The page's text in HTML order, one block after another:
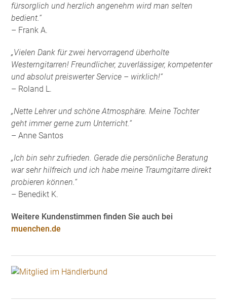
fürsorglich und herzlich angenehm wird man selten
bedient.“
– Frank A.
„Vielen Dank für zwei hervorragend überholte
Westerngitarren! Freundlicher, zuverlässiger, kompetenter
und absolut preiswerter Service – wirklich!“
– Roland L.
„Nette Lehrer und schöne Atmosphäre. Meine Tochter
geht immer gerne zum Unterricht.“
– Anne Santos
„Ich bin sehr zufrieden. Gerade die persönliche Beratung
war sehr hilfreich und ich habe meine Traumgitarre direkt
probieren können.“
– Benedikt K.
Weitere Kundenstimmen finden Sie auch bei
muenchen.de